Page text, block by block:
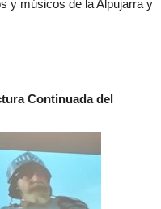
y músicos de la Alpujarra y
Continuada del